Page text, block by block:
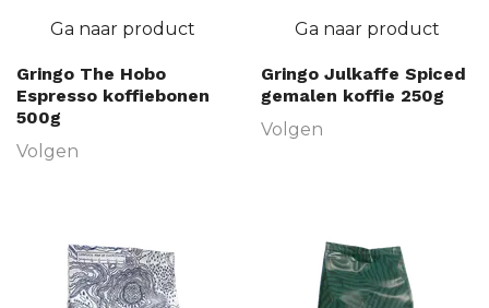
Ga naar product
Gringo The Hobo
Espresso koffiebonen
500g
Volgen
Ga naar product
Gringo Julkaffe Spiced
gemalen koffie 250g
Volgen